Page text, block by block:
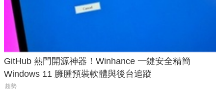
GitHub 熱門開源神器！Winhance 一鍵安全精簡
Windows 11 臃腫預裝軟體與後台追蹤
趨勢